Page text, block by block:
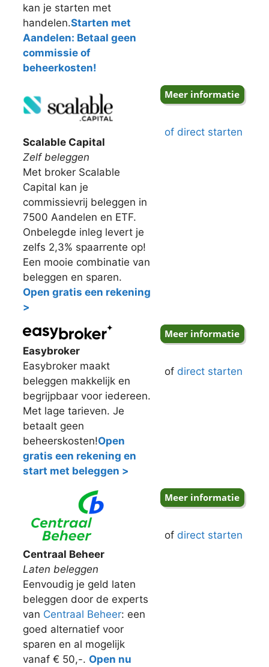
kan je starten met
handelen.Starten met
Aandelen: Betaal geen
commissie of
beheerkosten!
Scalable Capital
Zelf beleggen
Met broker Scalable
Capital kan je
commissievrij beleggen in
7500 Aandelen en ETF.
Onbelegde inleg levert je
zelfs 2,3% spaarrente op!
Een mooie combinatie van
beleggen en sparen.
Open gratis een rekening
>
of direct starten
Easybroker
Easybroker maakt
beleggen makkelijk en
begrijpbaar voor iedereen.
Met lage tarieven. Je
betaalt geen
beheerskosten!Open
gratis een rekening en
start met beleggen >
of direct starten
Centraal Beheer
Laten beleggen
Eenvoudig je geld laten
beleggen door de experts
van Centraal Beheer: een
goed alternatief voor
sparen en al mogelijk
vanaf € 50,-. Open nu
of direct starten